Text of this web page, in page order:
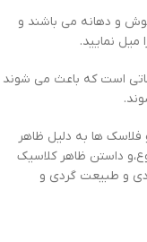
و دهانه می باشند و
نمایید.
است که باعث می شوند
ها به دلیل ظاهر
داستن ظاهر کلاسیک
و طبیعت گردی و